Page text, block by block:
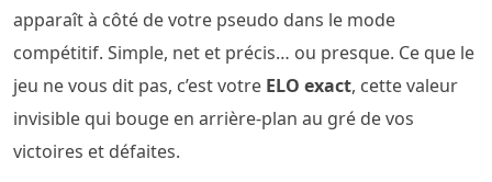
apparaît à côté de votre pseudo dans le mode
compétitif. Simple, net et précis… ou presque. Ce que le
jeu ne vous dit pas, c’est votre ELO exact, cette valeur
invisible qui bouge en arrière-plan au gré de vos
victoires et défaites.